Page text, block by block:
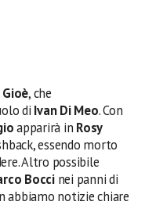
, che
di Ivan Di Meo. Con
apparirà in Rosy
essendo morto
Altro possibile
Boccinei panni di
abbiamo notizie chiare